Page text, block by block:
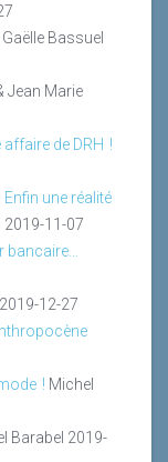
Gaëlle Bassuel
Jean Marie
affaire de DRH !
Enfin une réalité
2019-11-07
bancaire…
2019-12-27
! Michel
Barabel 2019-